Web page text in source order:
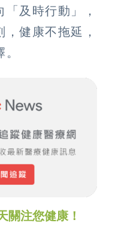
及時行動」，
健康不拖延，
關注您健康！